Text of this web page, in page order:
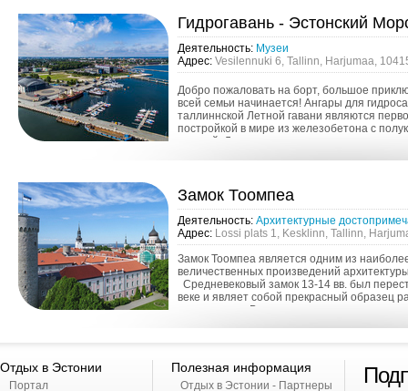
Гидрогавань - Эстонский
Деятельность: Музеи
Адрес: Vesilennuki 6, Tallinn, Harjumaa,
Добро пожаловать на борт, большое
всей семьи начинается! Ангары для
таллиннской Летной гавани являются
постройкой в мире из железобетона с
крышей. Летная гавань - экспозиция
Замок Тоомпеа
Деятельность: Архитектурные
Адрес: Lossi plats 1, Kesklinn, Tallinn,
Замок Тоомпеа является одним из
величественных произведений
Средневековый замок 13-14 вв. был
веке и являет собой прекрасный образец
классицизма. В наши дни в замке
Отдых в Эстонии
Портал
Полезная информация
Отдых в Эстонии - Партнеры